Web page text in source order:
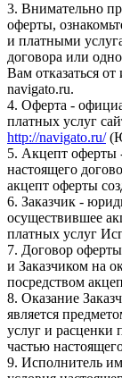
3. Внимательно
оферты,
и платными
договора или
Вам отказаться
navigato.ru.
4. Оферта -
платных услуг
http://navigato.ru/
5. Акцепт оферты
настоящего
акцепт оферты
6. Заказчик -
осуществившее
платных услуг
7. Договор
и Заказчиком на
посредством
8. Оказание
является
услуг и расценки
частью
9. Исполнитель